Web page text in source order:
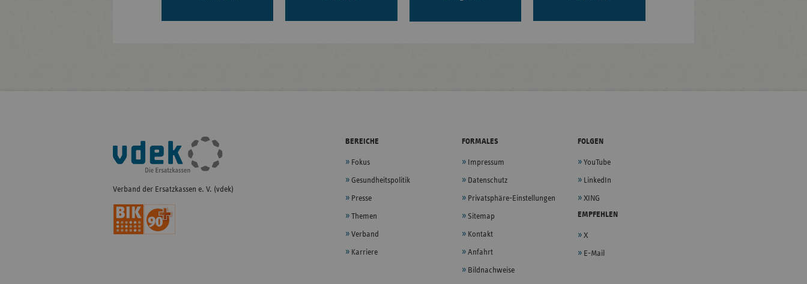
Fußleisten-
Navigation
Verband der Ersatzkassen e. V. (vdek)
BEREICHE
Fokus
Gesundheitspolitik
Presse
Themen
Verband
Karriere
FORMALES
Impressum
Datenschutz
Privatsphäre-Einstellungen
Sitemap
Kontakt
Anfahrt
Bildnachweise
FOLGEN
YouTube
LinkedIn
XING
EMPFEHLEN
X
E-Mail